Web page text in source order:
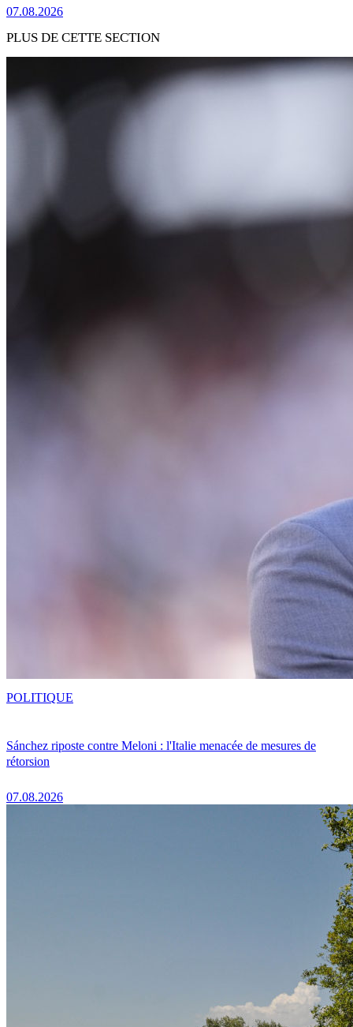
07.08.2026
PLUS DE CETTE SECTION
Sánchez riposte contre Meloni : l'Italie menacée de mesures de
rétorsion
07.08.2026
POLITIQUE